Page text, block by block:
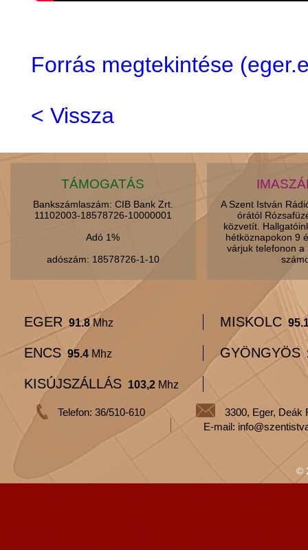
Forrás megtekintése
< Vissza
TÁMOGATÁS
Bankszámlaszám: CIB Bank Zrt.
11102003-18578726-10000001
Adó 1%
adószám: 18578726-1-10
A Szent István
órától
közvetít.
hétköznapokon 9
várjuk telefonon
EGER 91.8Mhz MISKOLC
ENCS 95.4 Mhz GYÖNGYÖS
KISÚJSZÁLLÁS 103,2 Mhz
Telefon: 36/510-610
3300, Eger, Deák
E-mail:
©